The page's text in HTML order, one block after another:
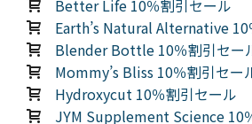
Better Life 10％割引セール
Earth’s Natural Alternative
Blender Bottle 10％割引セー
Mommy’s Bliss 10％割引セー
Hydroxycut 10％割引セール
JYM Supplement Science 10